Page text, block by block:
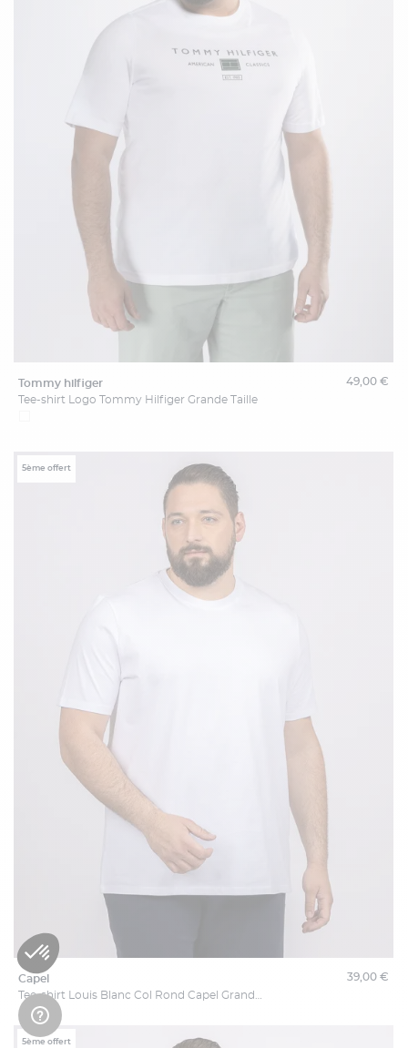
tommy hilfiger
Tee-shirt Logo Tommy Hilfiger Grande Taille
49,00 €
5ème offert
capel
39,00 €
5ème offert